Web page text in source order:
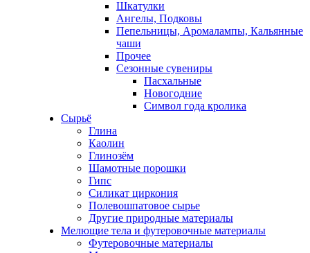
Шкатулки
Ангелы, Подковы
Пепельницы, Аромалампы, Кальянные
чаши
Прочее
Сезонные сувениры
Пасхальные
Новогодние
Символ года кролика
Сырьё
Глина
Каолин
Глинозём
Шамотные порошки
Гипс
Силикат циркония
Полевошпатовое сырье
Другие природные материалы
Мелющие тела и футеровочные материалы
Футеровочные материалы